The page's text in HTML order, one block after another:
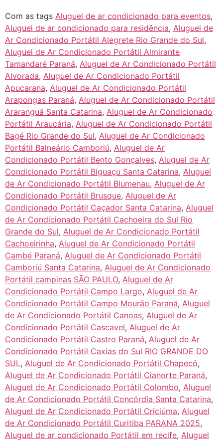
Com as tags Aluguel de ar condicionado para eventos,
Aluguel de ar condicionado para residência, Aluguel de
Ar Condicionado Portátil Alegrete Rio Grande do Sul,
Aluguel de Ar Condicionado Portátil Almirante
Tamandaré Paraná, Aluguel de Ar Condicionado Portátil
Alvorada, Aluguel de Ar Condicionado Portátil
Apucarana, Aluguel de Ar Condicionado Portátil
Arapongas Paraná, Aluguel de Ar Condicionado Portátil
Araranguá Santa Catarina, Aluguel de Ar Condicionado
Portátil Araucária, Aluguel de Ar Condicionado Portátil
Bagé Rio Grande do Sul, Aluguel de Ar Condicionado
Portátil Balneário Camboriú, Aluguel de Ar
Condicionado Portátil Bento Gonçalves, Aluguel de Ar
Condicionado Portátil Biguaçu Santa Catarina, Aluguel
de Ar Condicionado Portátil Blumenau, Aluguel de Ar
Condicionado Portátil Brusque, Aluguel de Ar
Condicionado Portátil Caçador Santa Catarina, Aluguel
de Ar Condicionado Portátil Cachoeira do Sul Rio
Grande do Sul, Aluguel de Ar Condicionado Portátil
Cachoeirinha, Aluguel de Ar Condicionado Portátil
Cambé Paraná, Aluguel de Ar Condicionado Portátil
Camboriú Santa Catarina, Aluguel de Ar Condicionado
Portátil campinas SÃO PAULO, Aluguel de Ar
Condicionado Portátil Campo Largo, Aluguel de Ar
Condicionado Portátil Campo Mourão Paraná, Aluguel
de Ar Condicionado Portátil Canoas, Aluguel de Ar
Condicionado Portátil Cascavel, Aluguel de Ar
Condicionado Portátil Castro Paraná, Aluguel de Ar
Condicionado Portátil Caxias do Sul RIO GRANDE DO
SUL, Aluguel de Ar Condicionado Portátil Chapecó,
Aluguel de Ar Condicionado Portátil Cianorte Paraná,
Aluguel de Ar Condicionado Portátil Colombo, Aluguel
de Ar Condicionado Portátil Concórdia Santa Catarina,
Aluguel de Ar Condicionado Portátil Criciúma, Aluguel
de Ar Condicionado Portátil Curitiba PARANA 2025,
Aluguel de ar condicionado Portátil em recife, Aluguel